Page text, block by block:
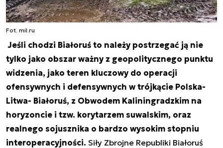
Fot. mil.ru
Jeśli chodzi Białoruś to należy postrzegać ją nie
tylko jako obszar ważny z geopolitycznego punktu
widzenia, jako teren kluczowy do operacji
ofensywnych i defensywnych w trójkącie Polska-
Litwa- Białoruś, z Obwodem Kaliningradzkim na
horyzoncie i tzw. korytarzem suwalskim, oraz
realnego sojusznika o bardzo wysokim stopniu
interoperacyjności. Siły Zbrojne Republiki Białoruś